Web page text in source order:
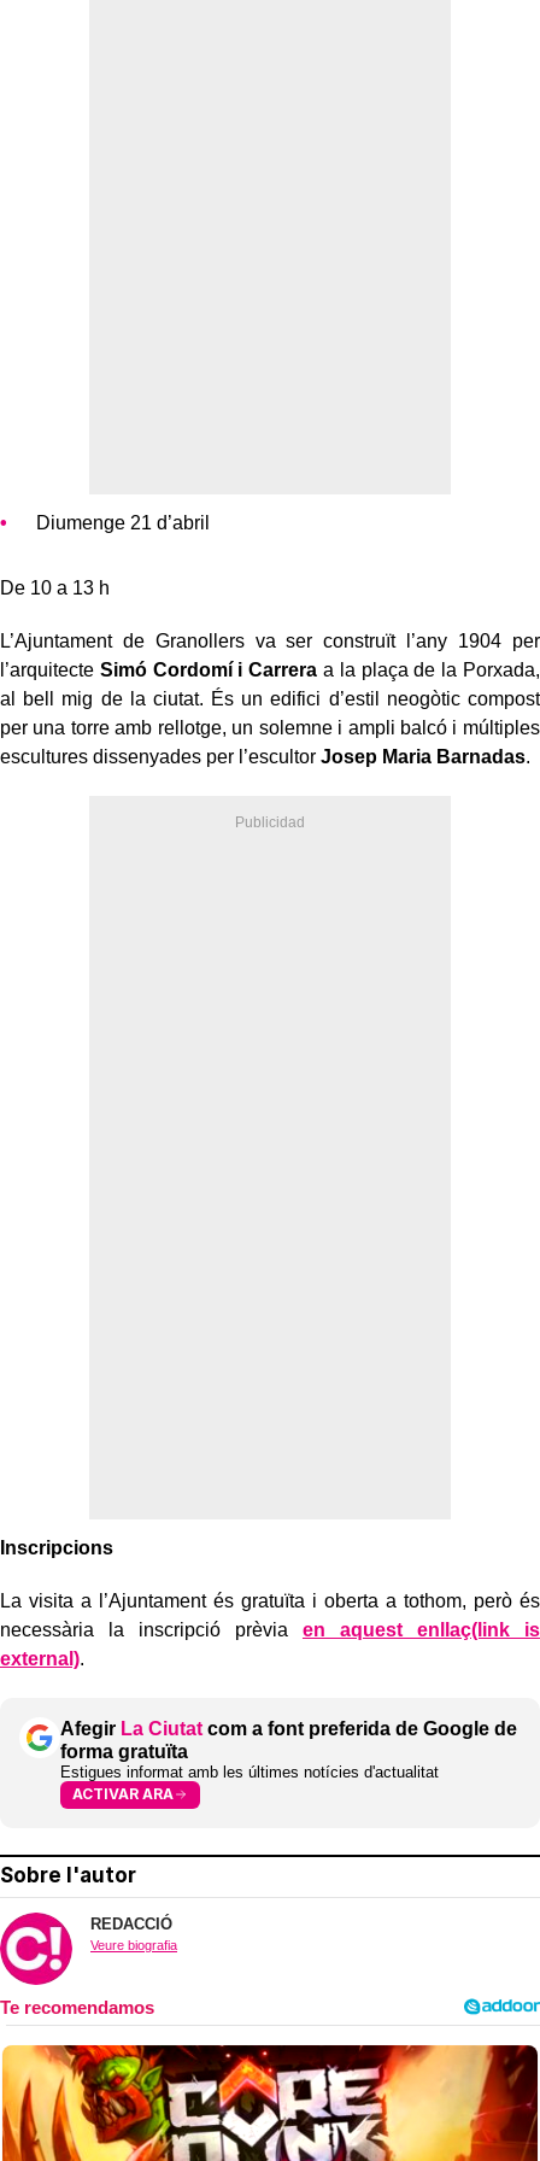
Diumenge 21 d’abril
De 10 a 13 h
L’Ajuntament de Granollers va ser construït l’any 1904 per
l’arquitecte Simó Cordomí i Carrera a la plaça de la Porxada,
al bell mig de la ciutat. És un edifici d’estil neogòtic compost
per una torre amb rellotge, un solemne i ampli balcó i múltiples
escultures dissenyades per l’escultor Josep Maria Barnadas.
Inscripcions
La visita a l’Ajuntament és gratuïta i oberta a tothom, però és
necessària la inscripció prèvia en aquest enllaç(link is
external).
Afegir La Ciutat com a font preferida de Google de
forma gratuïta
Estigues informat amb les últimes notícies d'actualitat
ACTIVAR ARA
Sobre l'autor
REDACCIÓ
Veure biografia